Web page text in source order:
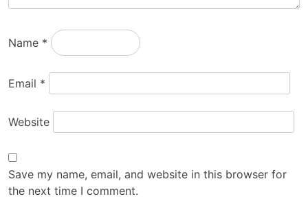
Name *
Email *
Website
Save my name, email, and website in this browser for
the next time I comment.